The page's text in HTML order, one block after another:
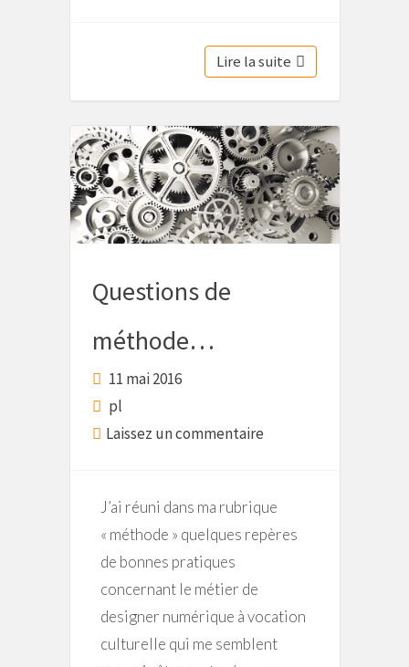
Lire la suite
Questions de
méthode…
11 mai 2016
pl
Laissez un commentaire
J’ai réuni dans ma rubrique
« méthode » quelques repères
de bonnes pratiques
concernant le métier de
designer numérique à vocation
culturelle qui me semblent